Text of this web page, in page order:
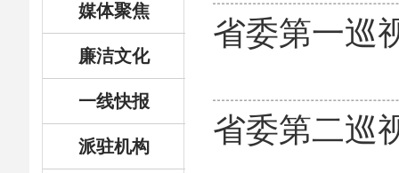
媒体聚焦
廉洁文化
一线快报
派驻机构
省委第一巡
省委第二巡